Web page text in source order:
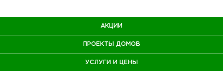
АКЦИИ
ПРОЕКТЫ ДОМОВ
УСЛУГИ И ЦЕНЫ